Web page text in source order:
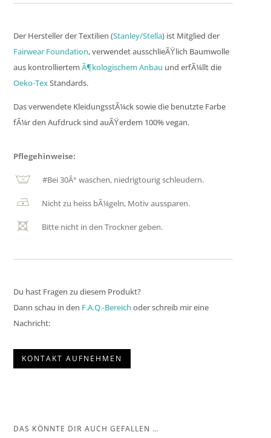
Der Hersteller der Textilien (Stanley/Stella) ist Mitglied der
Fairwear Foundation, verwendet ausschlieÃŸlich Baumwolle
aus kontrolliertemÃ¶kologischem Anbau und erfÃ¼llt die
Oeko-TexStandards.
Das verwendete KleidungsstÃ¼ck sowie die benutzte Farbe
fÃ¼r den Aufdruck sind auÃŸerdem 100% vegan.
Pflegehinweise:
#Bei 30Â° waschen, niedrigtourig schleudern.
Nicht zu heiss bÃ¼geln, Motiv aussparen.
Bitte nicht in den Trockner geben.
Du hast Fragen zu diesem Produkt?
Dann schau in den F.A.Q.-Bereich oder schreib mir eine
Nachricht:
KONTAKT AUFNEHMEN
DAS KÖNNTE DIR AUCH GEFALLEN …